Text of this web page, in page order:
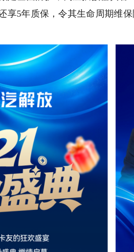
享5年质保，令其生命周期维